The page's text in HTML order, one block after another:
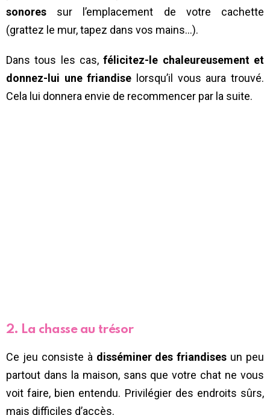
sonores sur l’emplacement de votre cachette
(grattez le mur, tapez dans vos mains…).
Dans tous les cas,félicitez-le chaleureusement et
donnez-lui une friandise lorsqu’il vous aura trouvé.
Cela lui donnera envie de recommencer par la suite.
2. La chasse au trésor
Ce jeu consiste àdisséminer des friandises un peu
partout dans la maison, sans que votre chat ne vous
voit faire, bien entendu. Privilégier des endroits sûrs,
mais difficiles d’accès.